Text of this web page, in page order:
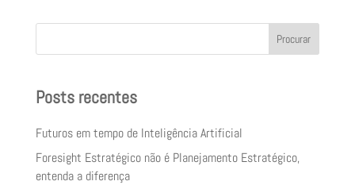
Procurar
Posts recentes
Futuros em tempo de Inteligência Artificial
Foresight Estratégico não é Planejamento Estratégico,
entenda a diferença